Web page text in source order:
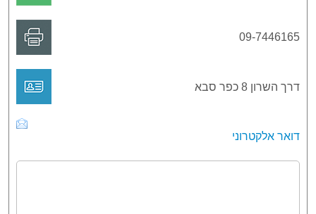
09-7446165
דרך השרון 8 כפר סבא
דואר אלקטרוני